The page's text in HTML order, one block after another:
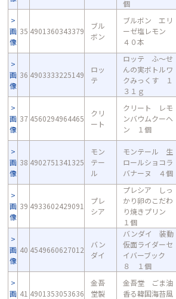
個
画
像
35 4901360343379
ブル
ボン
ブルボン エリ
ーゼ塩レモン
４０本
画
像
36 4903333225149
ロッ
テ
ロッテ ふ～せ
んの実ボトルワ
クみっくす １
３１ｇ
画
像
37 4560294964465
クリ
ート
クリート レモ
ンバウムクーヘ
ン １個
画
像
38 4902751341325
モン
テー
ル
モンテール 生
ロールショコラ
バナーヌ ４個
画
像
39 4933602429091
プレ
シア
プレシア しっ
かり卵のこだわ
り焼きプリン
１個
画
像
40 4549660627012
バン
ダイ
バンダイ 装動
仮面ライダーセ
イバーブック
８ １個
画 41 4901353053636
金吾
堂製
金吾堂 ごま油
香る韓国海苔風